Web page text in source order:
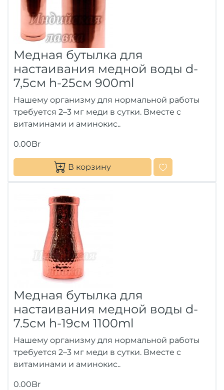
Медная бутылка для
настаивания медной воды d-
7,5см h-25см 900ml
Нашему организму для нормальной работы
требуется 2–3 мг меди в сутки. Вместе с
витаминами и аминокис..
0.00Br
В корзину
Медная бутылка для
настаивания медной воды d-
7.5см h-19см 1100ml
Нашему организму для нормальной работы
требуется 2–3 мг меди в сутки. Вместе с
витаминами и аминокис..
0.00Br